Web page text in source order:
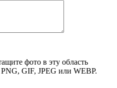
фото в эту область
GIF, JPEG или WEBP.